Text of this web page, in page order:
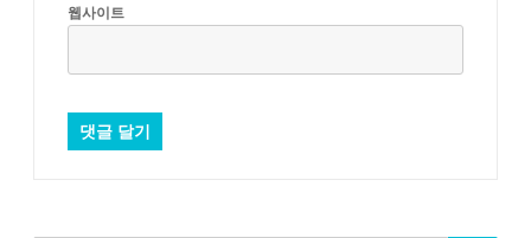
웹사이트